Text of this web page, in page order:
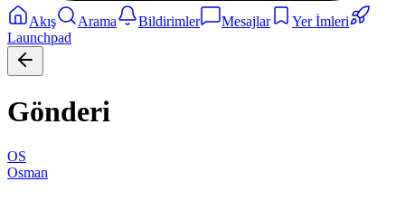
Akış Arama Bildirimler Mesajlar
Yer İmleri
Launchpad
Gönderi
OS
Osman